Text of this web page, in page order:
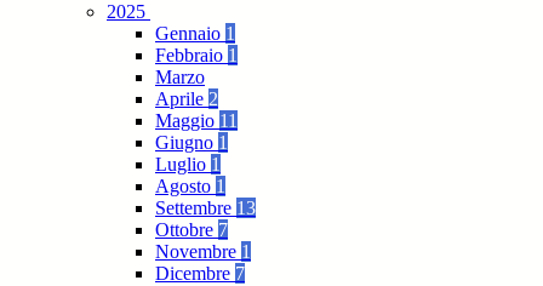
2025
Gennaio 1
Febbraio 1
Marzo
Aprile 2
Maggio 11
Giugno 1
Luglio 1
Agosto 1
Settembre 13
Ottobre 7
Novembre 1
Dicembre 7